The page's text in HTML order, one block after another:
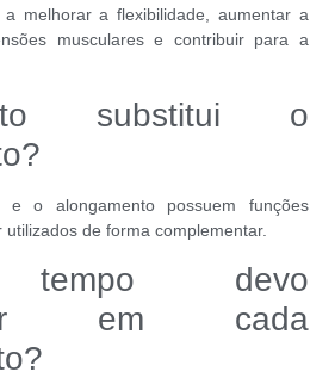
melhorar a flexibilidade, aumentar a
musculares e contribuir para a
substitui o
e o alongamento possuem funções
de forma complementar.
tempo devo
em cada